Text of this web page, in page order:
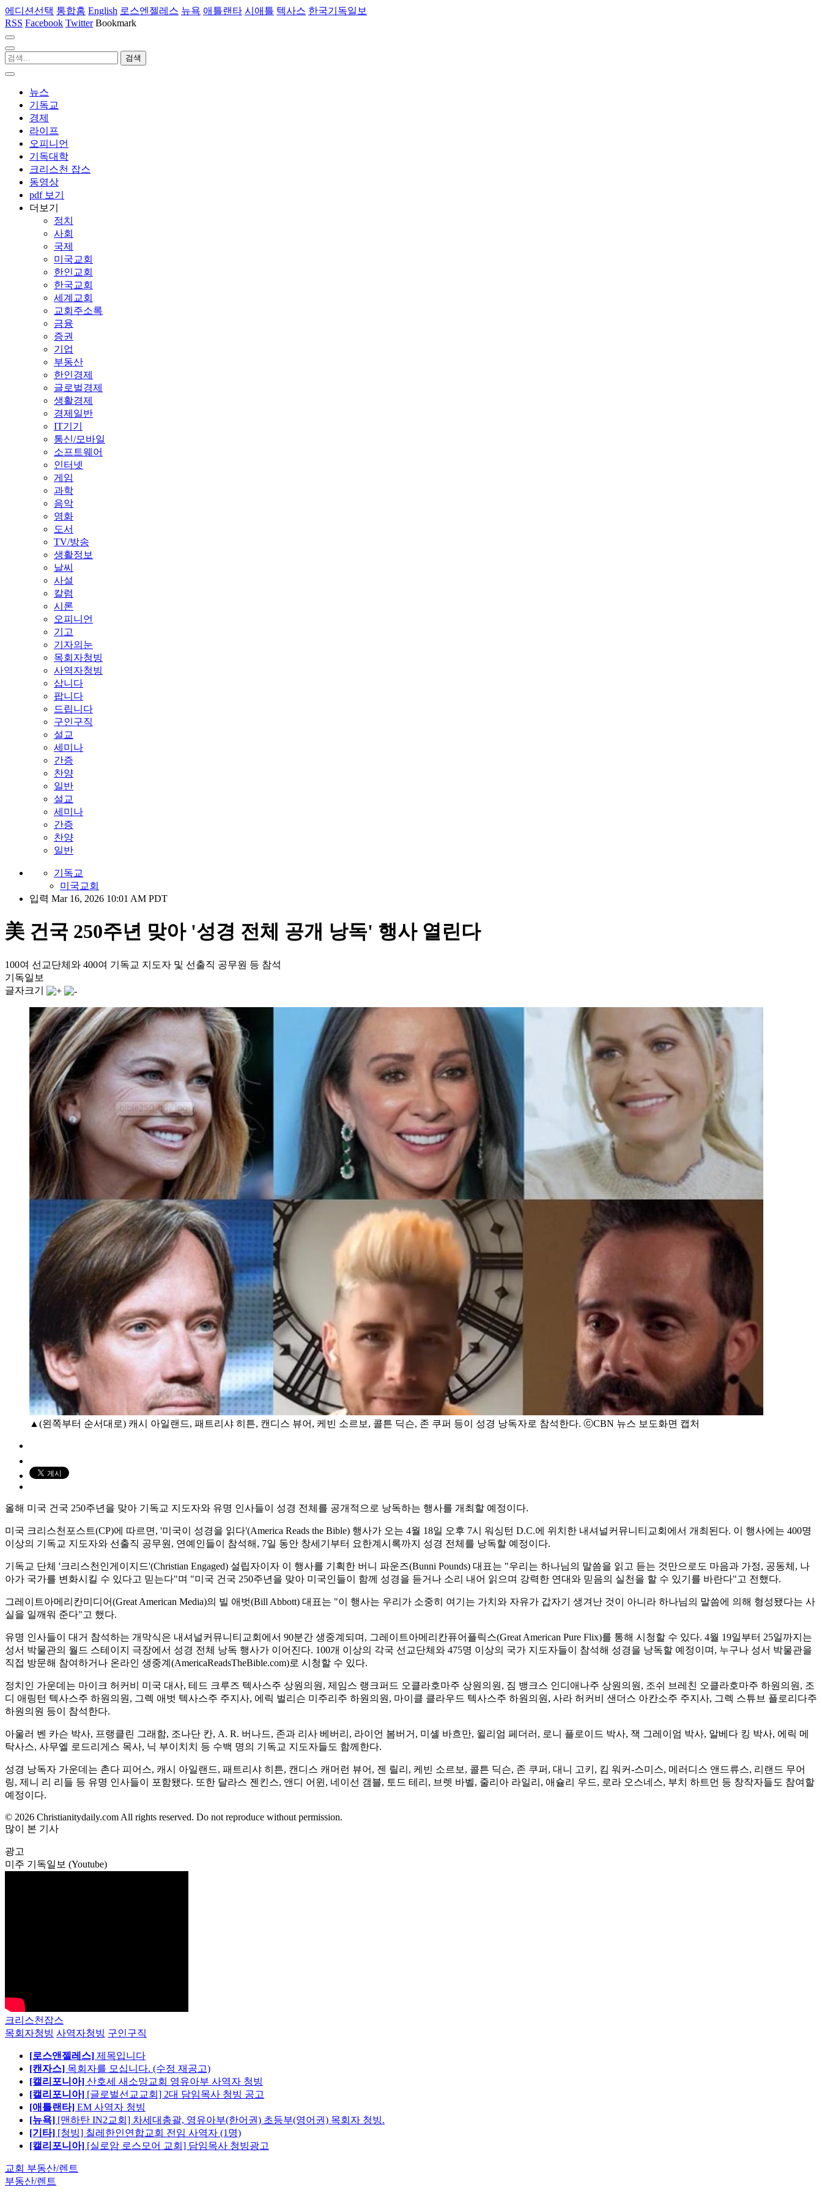
에디션선택 통합홈 English 로스엔젤레스 뉴욕 애틀랜타 시애틀 텍사스 한국기독일보
RSS Facebook Twitter Bookmark
뉴스
기독교
경제
라이프
오피니언
기독대학
크리스천 잡스
동영상
pdf 보기
더보기
정치
사회
국제
미국교회
한인교회
한국교회
세계교회
교회주소록
금융
증권
기업
부동산
한인경제
글로벌경제
생활경제
경제일반
IT기기
통신/모바일
소프트웨어
인터넷
게임
과학
음악
영화
도서
TV/방송
생활정보
날씨
사설
칼럼
시론
오피니언
기고
기자의눈
목회자청빙
사역자청빙
삽니다
팝니다
드립니다
구인구직
설교
세미나
간증
찬양
일반
설교
세미나
간증
찬양
일반
기독교
미국교회
입력 Mar 16, 2026 10:01 AM PDT
美 건국 250주년 맞아 '성경 전체 공개 낭독' 행사 열린다
100여 선교단체와 400여 기독교 지도자 및 선출직 공무원 등 참석
기독일보
글자크기
▲(왼쪽부터 순서대로) 캐시 아일랜드, 패트리샤 히튼, 캔디스 뷰어, 케빈 소르보, 콜튼 딕슨, 존 쿠퍼 등이 성경 낭독자로 참석한다. ⓒCBN 뉴스 보도화면 캡처
올해 미국 건국 250주년을 맞아 기독교 지도자와 유명 인사들이 성경 전체를 공개적으로 낭독하는 행사를 개최할 예정이다.
미국 크리스천포스트(CP)에 따르면, '미국이 성경을 읽다'(America Reads the Bible) 행사가 오는 4월 18일 오후 7시 워싱턴 D.C.에 위치한 내셔널커뮤니티교회에서 개최된다. 이 행사에는 400명
이상의 기독교 지도자와 선출직 공무원, 연예인들이 참석해, 7일 동안 창세기부터 요한계시록까지 성경 전체를 낭독할 예정이다.
기독교 단체 '크리스천인게이지드'(Christian Engaged) 설립자이자 이 행사를 기획한 버니 파운즈(Bunni Pounds) 대표는 "우리는 하나님의 말씀을 읽고 듣는 것만으로도 마음과 가정, 공동체, 나
아가 국가를 변화시킬 수 있다고 믿는다"며 "미국 건국 250주년을 맞아 미국인들이 함께 성경을 듣거나 소리 내어 읽으며 강력한 연대와 믿음의 실천을 할 수 있기를 바란다"고 전했다.
그레이트아메리칸미디어(Great American Media)의 빌 애벗(Bill Abbott) 대표는 "이 행사는 우리가 소중히 여기는 가치와 자유가 갑자기 생겨난 것이 아니라 하나님의 말씀에 의해 형성됐다는 사
실을 일깨워 준다"고 했다.
유명 인사들이 대거 참석하는 개막식은 내셔널커뮤니티교회에서 90분간 생중계되며, 그레이트아메리칸퓨어플릭스(Great American Pure Flix)를 통해 시청할 수 있다. 4월 19일부터 25일까지는
성서 박물관의 월드 스테이지 극장에서 성경 전체 낭독 행사가 이어진다. 100개 이상의 각국 선교단체와 475명 이상의 국가 지도자들이 참석해 성경을 낭독할 예정이며, 누구나 성서 박물관을
직접 방문해 참여하거나 온라인 생중계(AmericaReadsTheBible.com)로 시청할 수 있다.
정치인 가운데는 마이크 허커비 미국 대사, 테드 크루즈 텍사스주 상원의원, 제임스 랭크퍼드 오클라호마주 상원의원, 짐 뱅크스 인디애나주 상원의원, 조쉬 브레친 오클라호마주 하원의원, 조
디 애링턴 텍사스주 하원의원, 그렉 애벗 텍사스주 주지사, 에릭 벌리슨 미주리주 하원의원, 마이클 클라우드 텍사스주 하원의원, 사라 허커비 샌더스 아칸소주 주지사, 그렉 스튜브 플로리다주
하원의원 등이 참석한다.
아울러 벤 카슨 박사, 프랭클린 그래함, 조나단 칸, A. R. 버나드, 존과 리사 베버리, 라이언 봄버거, 미셸 바흐만, 윌리엄 페더러, 로니 플로이드 박사, 잭 그레이엄 박사, 알베다 킹 박사, 에릭 메
탁사스, 사무엘 로드리게스 목사, 닉 부이치치 등 수백 명의 기독교 지도자들도 함께한다.
성경 낭독자 가운데는 촌다 피어스, 캐시 아일랜드, 패트리샤 히튼, 캔디스 캐머런 뷰어, 젠 릴리, 케빈 소르보, 콜튼 딕슨, 존 쿠퍼, 대니 고키, 킴 워커-스미스, 메러디스 앤드류스, 리랜드 무어
링, 제니 리 리들 등 유명 인사들이 포함됐다. 또한 달라스 젠킨스, 앤디 어윈, 네이선 갬블, 토드 테리, 브렛 바벨, 줄리아 라일리, 애슐리 우드, 로라 오스네스, 부치 하트먼 등 창작자들도 참여할
예정이다.
© 2026 Christianitydaily.com All rights reserved. Do not reproduce without permission.
많이 본 기사
광고
미주 기독일보 (Youtube)
크리스천잡스
목회자청빙 사역자청빙 구인구직
[로스앤젤레스] 제목입니다
[캔자스] 목회자를 모십니다. (수정 재공고)
[캘리포니아] 산호세 새소망교회 영유아부 사역자 청빙
[캘리포니아] [글로벌선교교회] 2대 담임목사 청빙 공고
[애틀랜타] EM 사역자 청빙
[뉴욕] [맨하탄 IN2교회] 차세대총괄, 영유아부(한어권) 초등부(영어권) 목회자 청빙.
[기타] [청빙] 칠레한인연합교회 전임 사역자 (1명)
[캘리포니아] [실로암 로스모어 교회] 담임목사 청빙광고
교회 부동산/렌트
부동산/렌트